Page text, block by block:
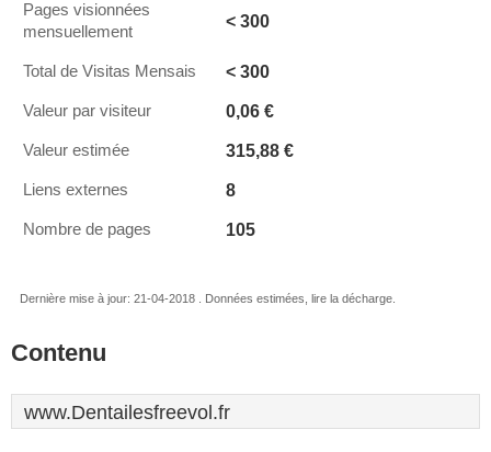
Pages visionnées
mensuellement
< 300
Total de Visitas Mensais < 300
Valeur par visiteur 0,06 €
Valeur estimée 315,88 €
Liens externes 8
Nombre de pages 105
Dernière mise à jour: 21-04-2018 . Données estimées, lire la décharge.
Contenu
www.Dentailesfreevol.fr